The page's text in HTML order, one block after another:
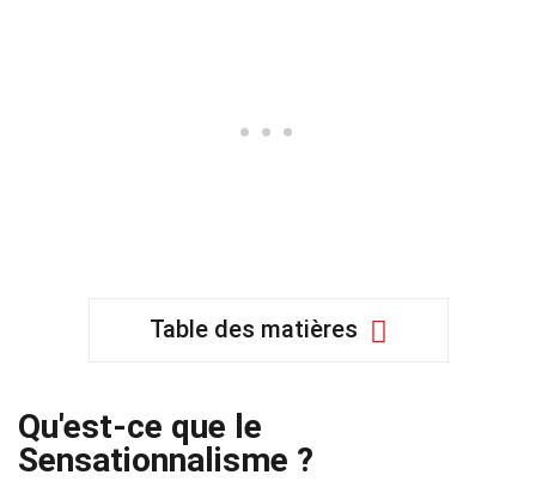
Table des matières
Qu'est-ce que le
Sensationnalisme ?